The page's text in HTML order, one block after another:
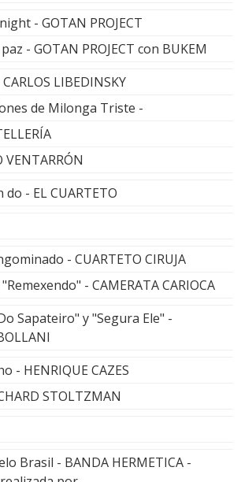
- GOTAN PROJECT
- GOTAN PROJECT con BUKEM
LIBEDINSKY
de Milonga Triste -
- EL CUARTETO
- CUARTETO CIRUJA
- CAMERATA CARIOCA
Sapateiro" y "Segura Ele" -
- HENRIQUE CAZES
STOLTZMAN
Brasil - BANDA HERMETICA -